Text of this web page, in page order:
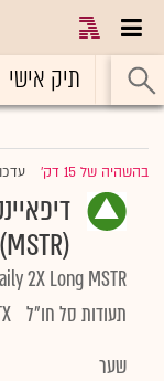
ראשי תיק אישי
בהשהיה של 15 דק' |
(MSTR)
2X Long MSTR
תעודות סל חו"ל
שער